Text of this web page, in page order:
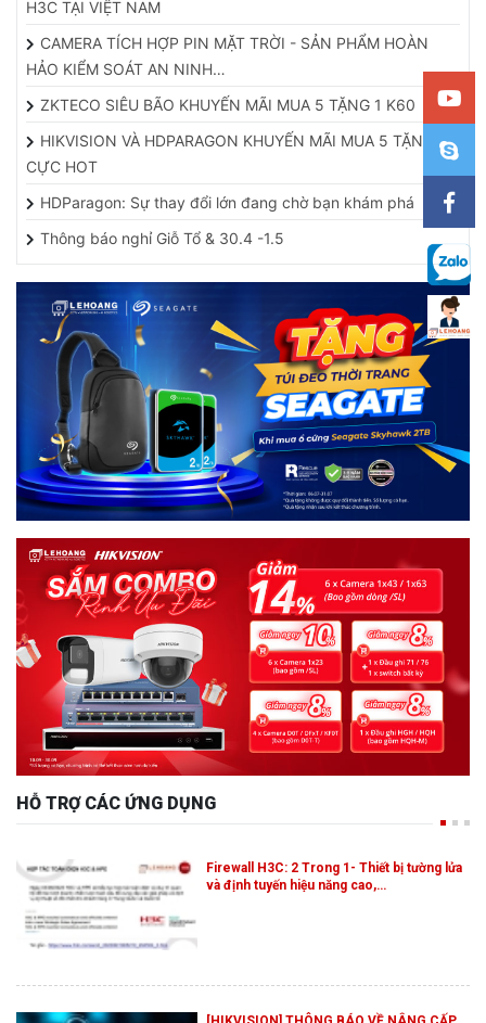
H3C TẠI VIỆT NAM
CAMERA TÍCH HỢP PIN MẶT TRỜI - SẢN PHẨM HOÀN
HẢO KIỂM SOÁT AN NINH…
ZKTECO SIÊU BÃO KHUYẾN MÃI MUA 5 TẶNG 1 K60
HIKVISION VÀ HDPARAGON KHUYẾN MÃI MUA 5 TẶNG 1
CỰC HOT
HDParagon: Sự thay đổi lớn đang chờ bạn khám phá
Thông báo nghỉ Giỗ Tổ & 30.4 -1.5
HỖ TRỢ CÁC ỨNG DỤNG
Firewall H3C: 2 Trong 1- Thiết bị tường lửa
và định tuyến hiệu năng cao,…